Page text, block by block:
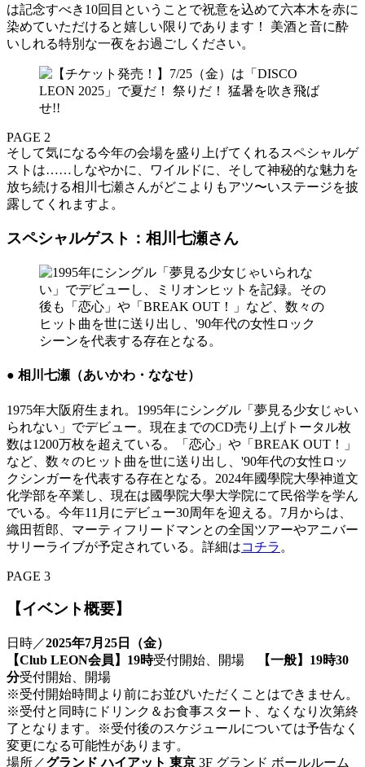
は記念すべき10回目ということで祝意を込めて六本木を赤に
染めていただけると嬉しい限りであります！ 美酒と音に酔
いしれる特別な一夜をお過ごしください。
PAGE 2
そして気になる今年の会場を盛り上げてくれるスペシャルゲ
ストは……しなやかに、ワイルドに、そして神秘的な魅力を
放ち続ける相川七瀬さんがどこよりもアツ〜いステージを披
露してくれますよ。
スペシャルゲスト：相川七瀬さん
● 相川七瀬（あいかわ・ななせ）
1975年大阪府生まれ。1995年にシングル「夢見る少女じゃい
られない」でデビュー。現在までのCD売り上げトータル枚
数は1200万枚を超えている。「恋心」や「BREAK OUT！」
など、数々のヒット曲を世に送り出し、'90年代の女性ロッ
クシンガーを代表する存在となる。2024年國學院大學神道文
化学部を卒業し、現在は國學院大學大学院にて民俗学を学ん
でいる。今年11月にデビュー30周年を迎える。7月からは、
織田哲郎、マーティフリードマンとの全国ツアーやアニバー
サリーライブが予定されている。詳細はコチラ 。
PAGE 3
【イベント概要】
日時／2025年7月25日（金）
【Club LEON会員】19時受付開始、開場
【一般】19時30
分受付開始、開場
※受付開始時間より前にお並びいただくことはできません。
※受付と同時にドリンク＆お食事スタート、なくなり次第終
了となります。※受付後のスケジュールについては予告なく
変更になる可能性があります。
場所／グランド ハイアット 東京 3F グランド ボールルーム